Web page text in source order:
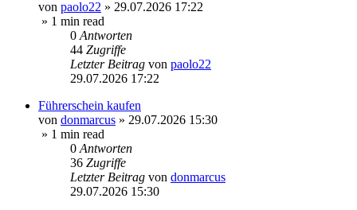
von paolo22 » 29.07.2026 17:22
» 1 min read
0 Antworten
44 Zugriffe
Letzter Beitrag von paolo22
29.07.2026 17:22
Führerschein kaufen
von donmarcus » 29.07.2026 15:30
» 1 min read
0 Antworten
36 Zugriffe
Letzter Beitrag von donmarcus
29.07.2026 15:30